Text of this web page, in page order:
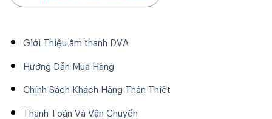
Giới Thiệu âm thanh DVA
Hướng Dẫn Mua Hàng
Chính Sách Khách Hàng Thân Thiết
Thanh Toán Và Vận Chuyển